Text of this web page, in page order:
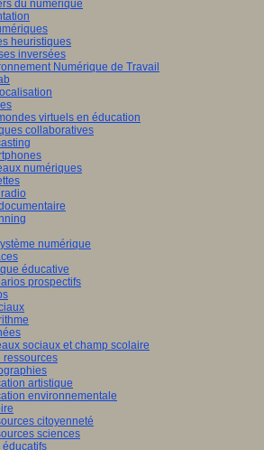
du numérique
heuristiques
inversées
Numérique de Travail
virtuels en éducation
collaboratives
numériques
numérique
éducative
prospectifs
sociaux et champ scolaire
ressources
artistique
environnementale
citoyenneté
sciences
éducatifs